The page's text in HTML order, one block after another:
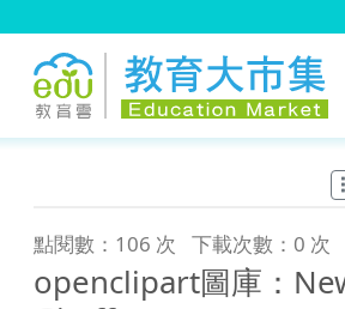
點閱數：106 次 下載次數：0 次
openclipart圖庫：